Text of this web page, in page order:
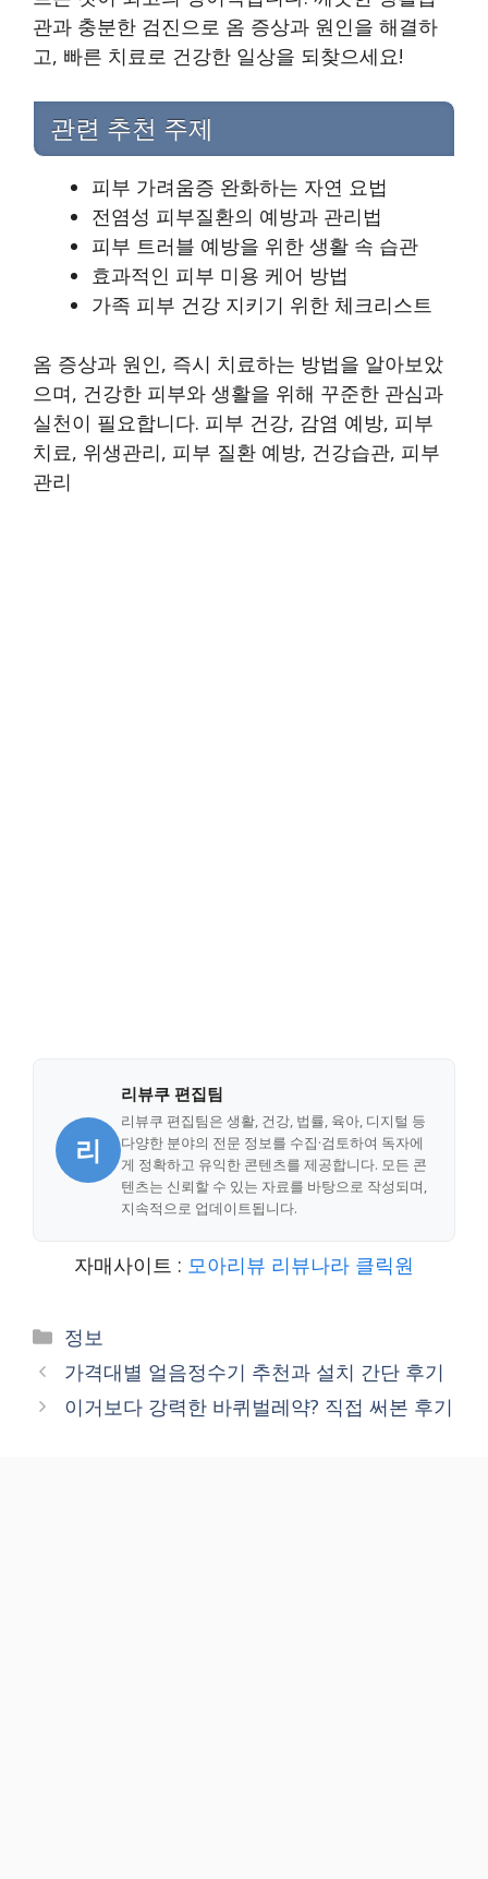
관과 충분한 검진으로 옴 증상과 원인을 해결하
고, 빠른 치료로 건강한 일상을 되찾으세요!
관련 추천 주제
피부 가려움증 완화하는 자연 요법
전염성 피부질환의 예방과 관리법
피부 트러블 예방을 위한 생활 속 습관
효과적인 피부 미용 케어 방법
가족 피부 건강 지키기 위한 체크리스트
옴 증상과 원인, 즉시 치료하는 방법을 알아보았
으며, 건강한 피부와 생활을 위해 꾸준한 관심과
실천이 필요합니다. 피부 건강, 감염 예방, 피부
치료, 위생관리, 피부 질환 예방, 건강습관, 피부
관리
리
리뷰쿠 편집팀
리뷰쿠 편집팀은 생활, 건강, 법률, 육아, 디지털 등
다양한 분야의 전문 정보를 수집·검토하여 독자에
게 정확하고 유익한 콘텐츠를 제공합니다. 모든 콘
텐츠는 신뢰할 수 있는 자료를 바탕으로 작성되며,
지속적으로 업데이트됩니다.
자매사이트 : 모아리뷰 리뷰나라 클릭원
Categories
정보
가격대별 얼음정수기 추천과 설치 간단 후기
이거보다 강력한 바퀴벌레약? 직접 써본 후기